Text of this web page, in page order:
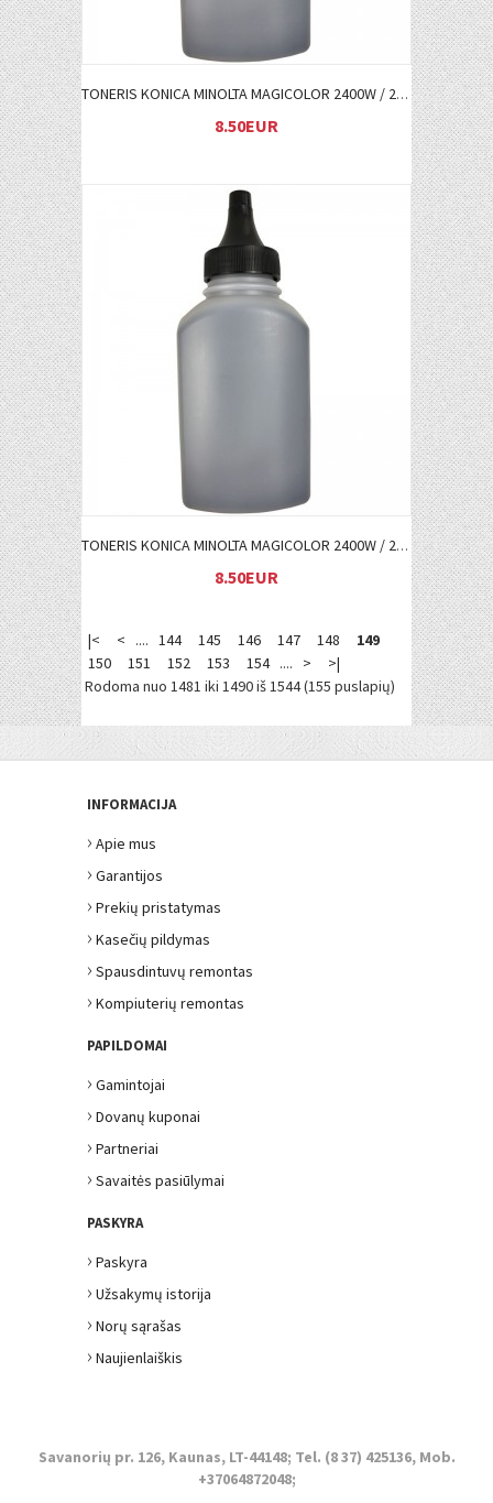
TONERIS KONICA MINOLTA MAGICOLOR 2400W / 2500W C (1710589007)
8.50EUR
TONERIS KONICA MINOLTA MAGICOLOR 2400W / 2500W M (1710589006)
8.50EUR
|< < .... 144 145 146 147 148
149
150
151 152 153 154 .... >
>|
Rodoma nuo 1481 iki 1490 iš 1544 (155 puslapių)
INFORMACIJA
› Apie mus
› Garantijos
› Prekių pristatymas
› Kasečių pildymas
› Spausdintuvų remontas
› Kompiuterių remontas
PAPILDOMAI
› Gamintojai
› Dovanų kuponai
› Partneriai
› Savaitės pasiūlymai
PASKYRA
› Paskyra
› Užsakymų istorija
› Norų sąrašas
› Naujienlaiškis
Savanorių pr. 126, Kaunas, LT-44148; Tel. (8 37) 425136, Mob.
+37064872048;